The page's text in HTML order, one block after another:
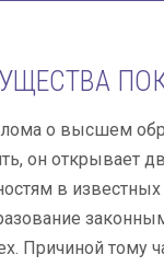
о высшем
он открывает
в
Причиной тому